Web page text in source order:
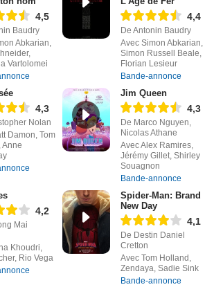
4,5
Baudry
Abkarian,
Vartolomei
4,4
De Antonin Baudry
Avec Simon Abkarian,
Simon Russell Beale,
Florian Lesieur
Bande-annonce
4,3
Nolan
Damon, Tom
Anne
Jim Queen
4,3
De Marco Nguyen,
Nicolas Athane
Avec Alex Ramires,
Jérémy Gillet, Shirley
Souagnon
Bande-annonce
4,2
Mai
Khoudri,
Rio Vega
Spider-Man: Brand
New Day
4,1
De Destin Daniel
Cretton
Avec Tom Holland,
Zendaya, Sadie Sink
Bande-annonce